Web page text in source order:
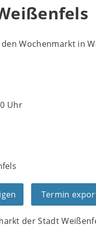
den Wochenmarkt in
Uhr
Termin
der Stadt